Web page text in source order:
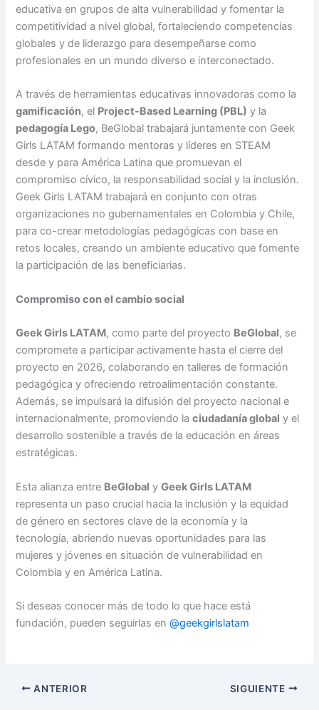
educativa en grupos de alta vulnerabilidad y fomentar la
competitividad a nivel global, fortaleciendo competencias
globales y de liderazgo para desempeñarse como
profesionales en un mundo diverso e interconectado.
A través de herramientas educativas innovadoras como la
gamificación, el Project-Based Learning (PBL) y la
pedagogía Lego, BeGlobal trabajará juntamente con Geek
Girls LATAM formando mentoras y líderes en STEAM
desde y para América Latina que promuevan el
compromiso cívico, la responsabilidad social y la inclusión.
Geek Girls LATAM trabajará en conjunto con otras
organizaciones no gubernamentales en Colombia y Chile,
para co-crear metodologías pedagógicas con base en
retos locales, creando un ambiente educativo que fomente
la participación de las beneficiarias.
Compromiso con el cambio social
Geek Girls LATAM, como parte del proyecto BeGlobal, se
compromete a participar activamente hasta el cierre del
proyecto en 2026, colaborando en talleres de formación
pedagógica y ofreciendo retroalimentación constante.
Además, se impulsará la difusión del proyecto nacional e
internacionalmente, promoviendo laciudadanía global y el
desarrollo sostenible a través de la educación en áreas
estratégicas.
Esta alianza entre BeGlobal yGeek Girls LATAM
representa un paso crucial hacia la inclusión y la equidad
de género en sectores clave de la economía y la
tecnología, abriendo nuevas oportunidades para las
mujeres y jóvenes en situación de vulnerabilidad en
Colombia y en América Latina.
Si deseas conocer más de todo lo que hace está
fundación, pueden seguirlas en@geekgirlslatam
ANTERIOR SIGUIENTE